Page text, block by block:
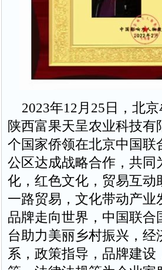
2023年12月25日，北
陕西富果天呈农业科技
个国家侨领在北京中国
公区达成战略合作，共
化，红色文化，贸易互
一路贸易，文化带动产
品牌走向世界，中国联
台助力美丽乡村振兴，
系，政策指导，品牌建